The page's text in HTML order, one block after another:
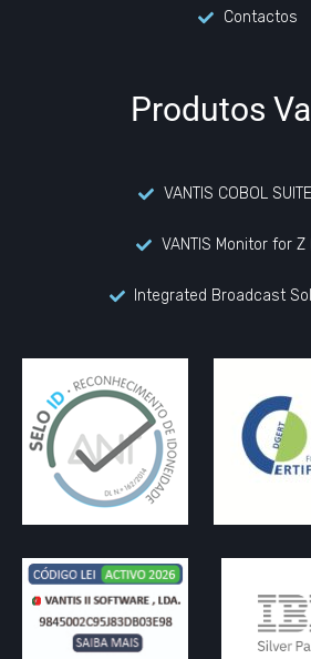
Contactos
Produtos
VANTIS COBOL
VANTIS Monitor for Z
Integrated Broadcast